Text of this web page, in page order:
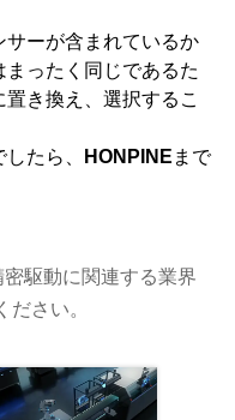
サーが含まれているか
ったく同じであるた
き換え、選択するこ
たら、
HONPINE まで
駆動に関連する業界
さい。